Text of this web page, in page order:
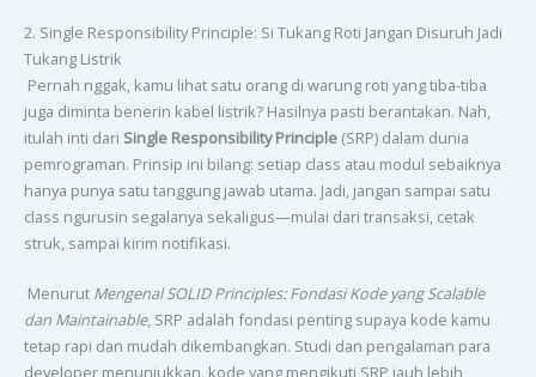
2. Single Responsibility Principle: Si Tukang Roti Jangan Disuruh Jadi
Tukang Listrik
Pernah nggak, kamu lihat satu orang di warung roti yang tiba-tiba
juga diminta benerin kabel listrik? Hasilnya pasti berantakan. Nah,
itulah inti dari Single Responsibility Principle(SRP) dalam dunia
pemrograman. Prinsip ini bilang: setiap class atau modul sebaiknya
hanya punya satu tanggung jawab utama. Jadi, jangan sampai satu
class ngurusin segalanya sekaligus—mulai dari transaksi, cetak
struk, sampai kirim notifikasi.
Menurut Mengenal SOLID Principles: Fondasi Kode yang Scalable
dan Maintainable, SRP adalah fondasi penting supaya kode kamu
tetap rapi dan mudah dikembangkan. Studi dan pengalaman para
developer menunjukkan, kode yang mengikuti SRP jauh lebih